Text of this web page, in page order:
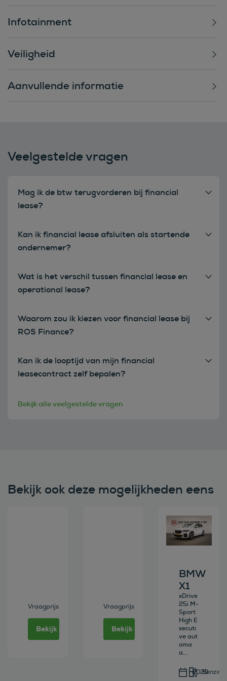
Infotainment
Veiligheid
Aanvullende informatie
Veelgestelde vragen
Mag ik de btw terugvorderen bij financial
lease?
Kan ik financial lease afsluiten als startende
ondernemer?
Wat is het verschil tussen financial lease en
operational lease?
Waarom zou ik kiezen voor financial lease bij
ROS Finance?
Kan ik de looptijd van mijn financial
leasecontract zelf bepalen?
Bekijk alle veelgestelde vragen
Bekijk ook deze mogelijkheden eens
Vraagprijs
Bekijk deze auto
Vraagprijs
Bekijk deze auto
Bekijk deze
BMW
X1
xDrive
25i M-
Sport
High E
xecuti
ve aut
oma
a...
2020Benzine